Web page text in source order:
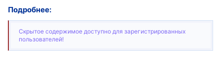
Подробнее:
Скрытое содержимое доступно для зарегистрированных
пользователей!